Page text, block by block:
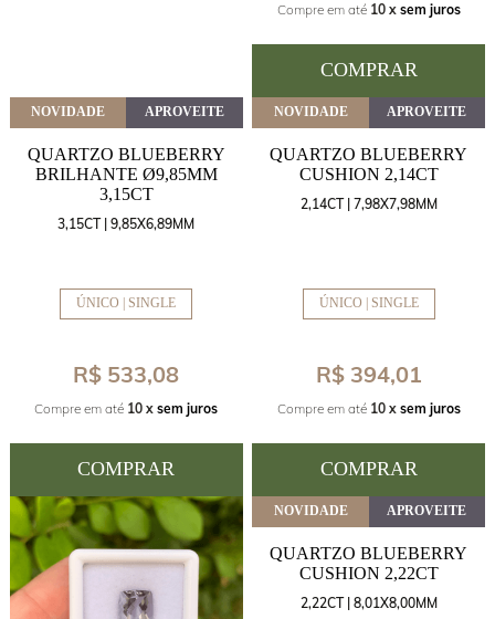
Compre em até 10 x sem juros
COMPRAR
NOVIDADE APROVEITE
QUARTZO BLUEBERRY
BRILHANTE Ø9,85MM
3,15CT
3,15CT | 9,85X6,89MM
ÚNICO | SINGLE
R$ 533,08
Compre em até 10 x sem juros
COMPRAR
NOVIDADE APROVEITE
QUARTZO BLUEBERRY
CUSHION 2,14CT
2,14CT | 7,98X7,98MM
ÚNICO | SINGLE
R$ 394,01
Compre em até 10 x sem juros
COMPRAR
NOVIDADE APROVEITE
QUARTZO BLUEBERRY
CUSHION 2,22CT
2,22CT | 8,01X8,00MM